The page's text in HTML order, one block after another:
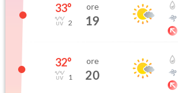
33°
2
ore
19
32°
1
ore
20